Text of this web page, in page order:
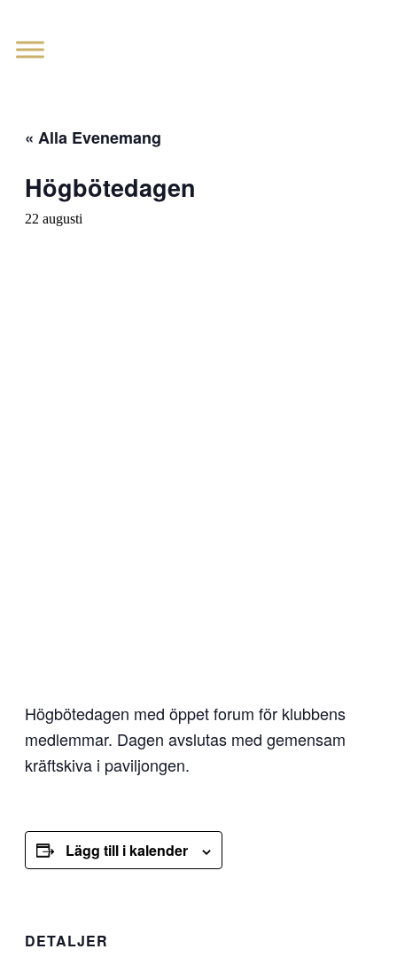
« Alla Evenemang
Högbötedagen
22 augusti
Högbötedagen med öppet forum för klubbens
medlemmar. Dagen avslutas med gemensam
kräftskiva i paviljongen.
Lägg till i kalender
DETALJER